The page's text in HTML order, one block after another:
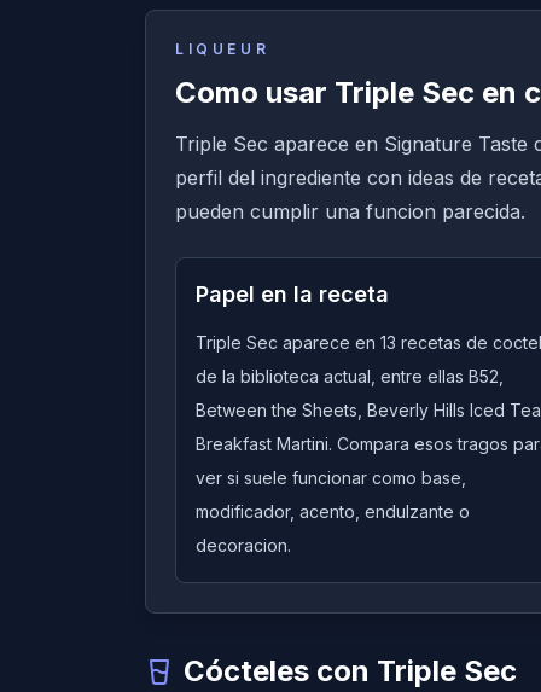
LIQUEUR
Como usar Triple Sec en
Triple Sec aparece en Signature Taste
perfil del ingrediente con ideas de
pueden cumplir una funcion parecida.
Papel en la receta
Triple Sec aparece en 13 recetas de
de la biblioteca actual, entre ellas B52,
Between the Sheets, Beverly Hills Iced
Breakfast Martini. Compara esos tragos
ver si suele funcionar como base,
modificador, acento, endulzante o
decoracion.
Cócteles con Triple Sec
Quick View